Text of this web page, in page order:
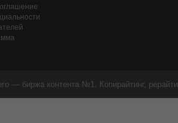
— биржа контента №1. Копирайтинг,